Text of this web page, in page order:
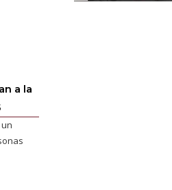
a la